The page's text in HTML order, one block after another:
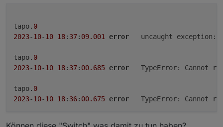
tapo. 0
2023-10-10 18: 37: 09.001 error
uncaught exception:
tapo. 0
2023-10-10 18: 37: 00.685 error
TypeError: Cannot
tapo. 0
2023-10-10 18: 36: 00.675 error
TypeError: Cannot